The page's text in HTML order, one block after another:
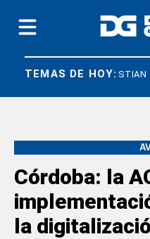
TEMAS DE HOY:
DIARCO CRISTIAN
Córdoba: la
la